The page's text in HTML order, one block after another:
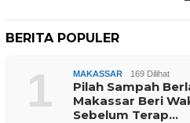
BERITA POPULER
1 MAKASSAR 169 Dilihat
Pilah Sampah
Makassar Beri
Sebelum Terap…